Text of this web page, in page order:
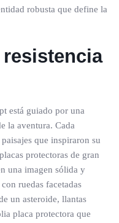
robusta que define la
está guiado por una
la aventura. Cada
que inspiraron su
protectoras de gran
una imagen sólida y
ruedas facetadas
un asteroide, llantas
placa protectora que